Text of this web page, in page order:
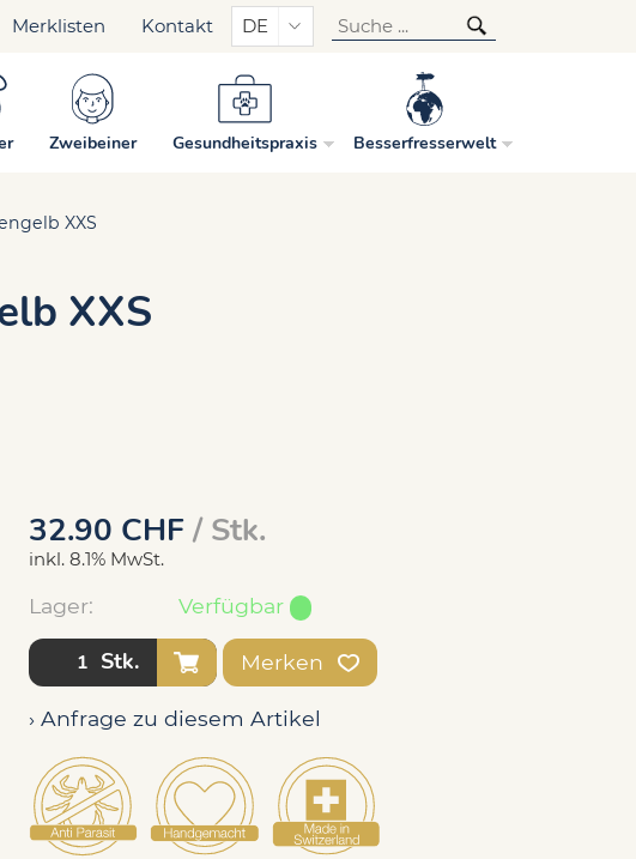
Merklisten Kontakt DE
Zweibeiner Gesundheitspraxis Besserfresserwelt
XXS
XXS
32.90 CHF/ Stk.
inkl. 8.1% MwSt.
Lager: Verfügbar
Stk. Merken
› Anfrage zu diesem Artikel